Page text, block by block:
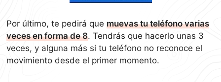
Por último, te pedirá quemuevas tu teléfono varias
veces en forma de 8. Tendrás que hacerlo unas 3
veces, y alguna más si tu teléfono no reconoce el
movimiento desde el primer momento.